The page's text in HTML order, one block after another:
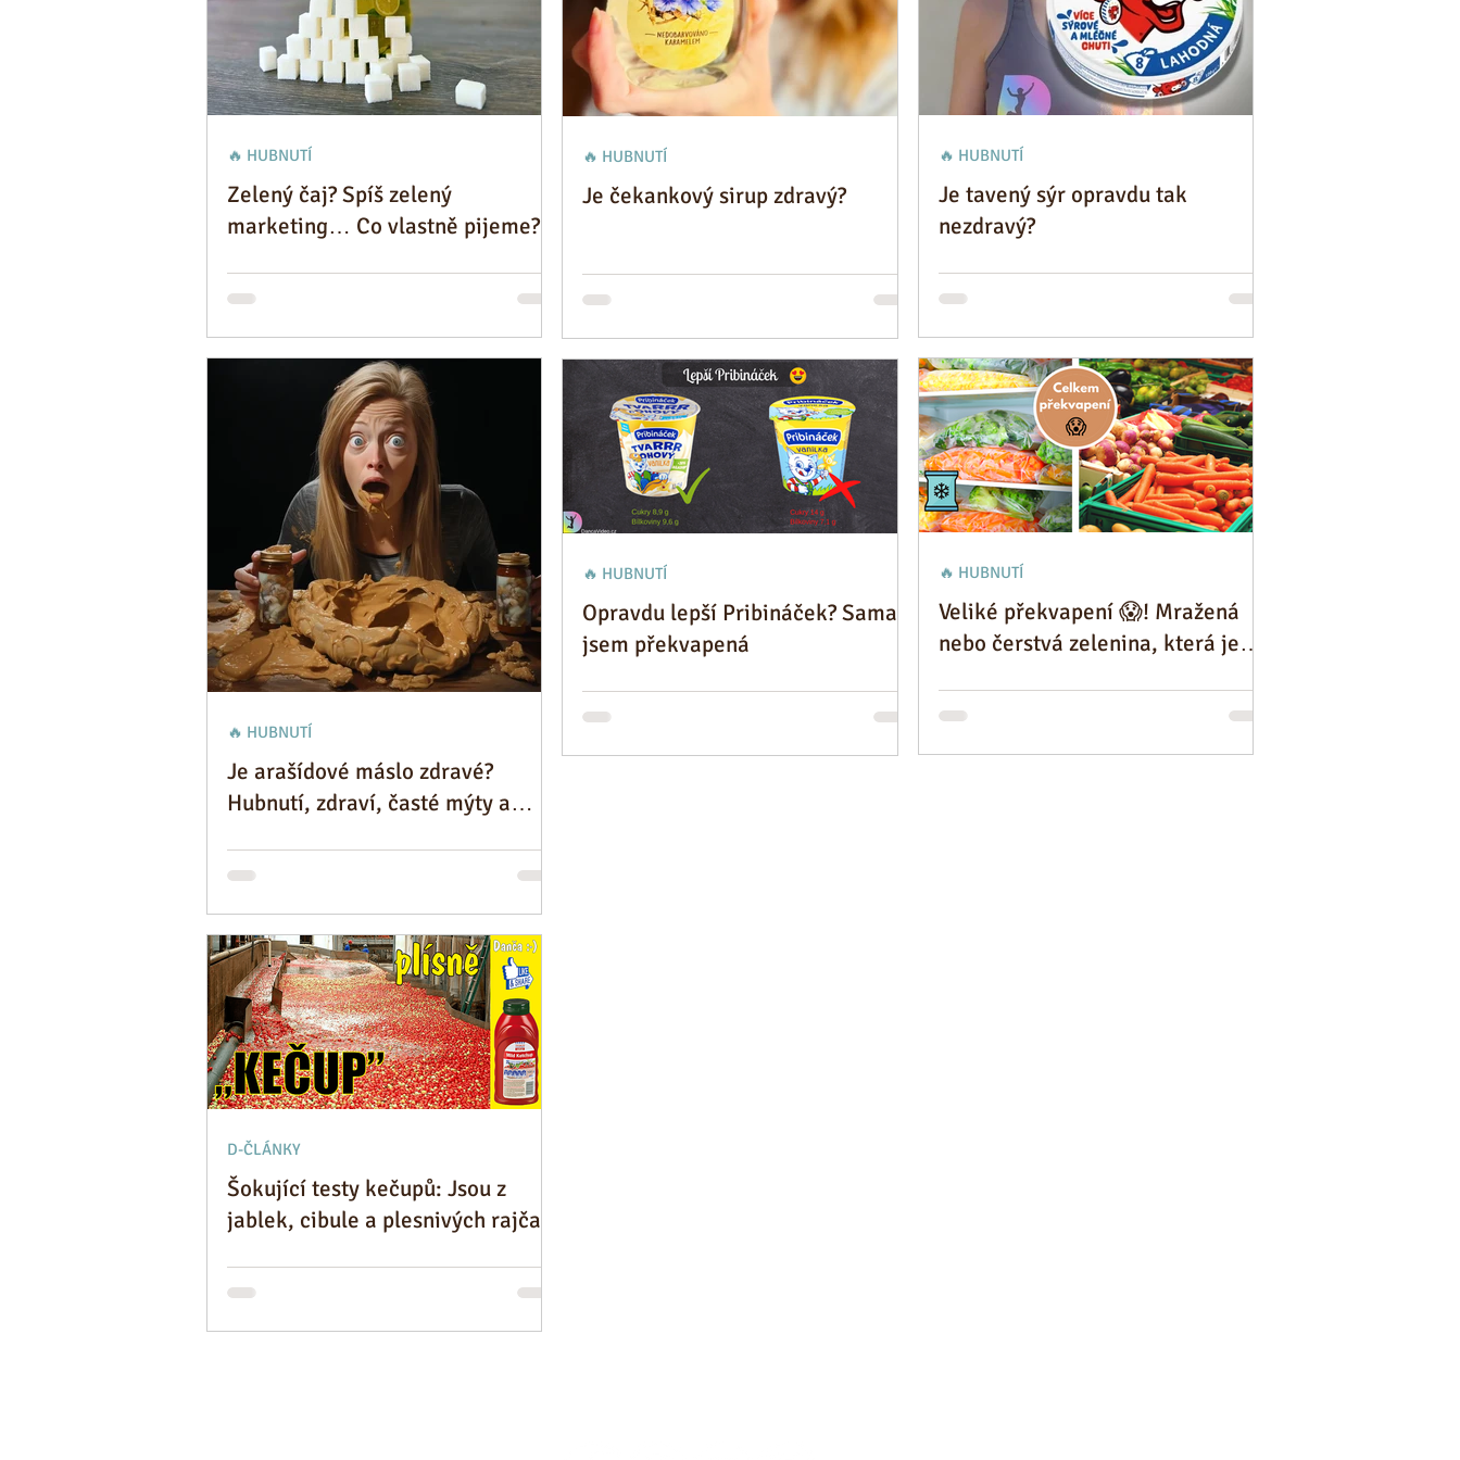
Zelený čaj? Spíš zelený
marketing… Co vlastně pijeme?
🔥 HUBNUTÍ
Je čekankový sirup zdravý?
🔥 HUBNUTÍ
Je tavený sýr opravdu tak
nezdravý?
🔥 HUBNUTÍ
Je arašídové máslo zdravé?
Hubnutí, zdraví, časté mýty a
🔥 HUBNUTÍ
Opravdu lepší Pribináček? Sama
jsem překvapená
🔥 HUBNUTÍ
Veliké překvapení 😱! Mražená
nebo čerstvá zelenina, která je
🔥 HUBNUTÍ
Šokující testy kečupů: Jsou z
jablek, cibule a plesnivých rajčat
D-ČLÁNKY